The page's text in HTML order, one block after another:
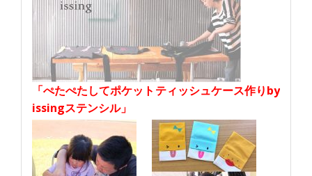
「ぺたぺたしてポケットティッシュケース作りby
issingステンシル」